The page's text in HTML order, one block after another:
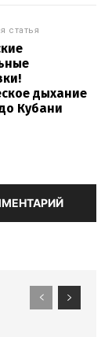
статья
дыхание
Кубани